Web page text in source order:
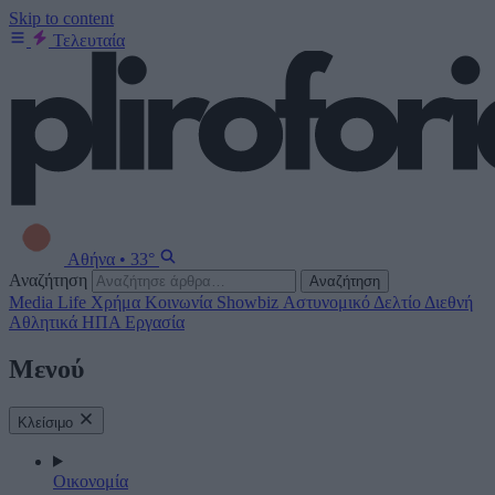
Skip to content
Τελευταία
Αθήνα • 33°
Αναζήτηση
Αναζήτηση
Media Life Χρήμα Κοινωνία Showbiz Αστυνομικό Δελτίο Διεθνή
Αθλητικά ΗΠΑ Εργασία
Μενού
Κλείσιμο
Οικονομία